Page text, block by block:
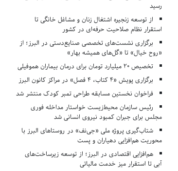
رسید
از توسعه زنجیره اشتغال زنان و مشاغل خانگی تا
استقرار نظام صلاحیت حرفه‌ای در کشور
برگزاری نشست‌های تخصصی صنایع‌دستی در البرز؛ از
«روح خیال» تا «گل‌های همیشه بهار»
تخصیص ۲۰ میلیارد تومان برای درمان بیماران هموفیلی
برگزاری پویش «۴ کتاب، ۴ فصل» در مراکز کانون البرز
فراخوان نخستین مسابقه طراحی تمبر کودک منتشر شد
رئیس سازمان محیط‌زیست خواستار مداخله فوری
مجلس برای جبران کمبود نیروی انسانی شد
شتاب‌گیری پروژه ملی «جی‌نف» در روستاهای البرز با
محوریت هم‌افزایی دهیاران و پست
هم‌افزایی اقتصادی در البرز؛ از توسعه زیرساخت‌های
آبی تا استقرار میز خدمت مالیاتی